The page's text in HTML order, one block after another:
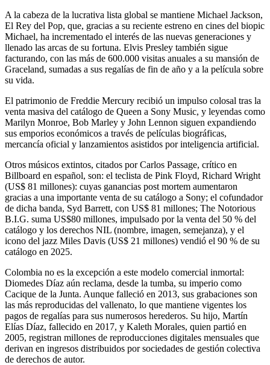
A la cabeza de la lucrativa lista global se mantiene Michael Jackson,
El Rey del Pop, que, gracias a su reciente estreno en cines del biopic
Michael, ha incrementado el interés de las nuevas generaciones y
llenado las arcas de su fortuna. Elvis Presley también sigue
facturando, con las más de 600.000 visitas anuales a su mansión de
Graceland, sumadas a sus regalías de fin de año y a la película sobre
su vida.
El patrimonio de Freddie Mercury recibió un impulso colosal tras la
venta masiva del catálogo de Queen a Sony Music, y leyendas como
Marilyn Monroe, Bob Marley y John Lennon siguen expandiendo
sus emporios económicos a través de películas biográficas,
mercancía oficial y lanzamientos asistidos por inteligencia artificial.
Otros músicos extintos, citados por Carlos Passage, crítico en
Billboard en español, son: el teclista de Pink Floyd, Richard Wright
(US$ 81 millones): cuyas ganancias post mortem aumentaron
gracias a una importante venta de su catálogo a Sony; el cofundador
de dicha banda, Syd Barrett, con US$ 81 millones; The Notorious
B.I.G. suma US$80 millones, impulsado por la venta del 50 % del
catálogo y los derechos NIL (nombre, imagen, semejanza), y el
icono del jazz Miles Davis (US$ 21 millones) vendió el 90 % de su
catálogo en 2025.
Colombia no es la excepción a este modelo comercial inmortal:
Diomedes Díaz aún reclama, desde la tumba, su imperio como
Cacique de la Junta. Aunque falleció en 2013, sus grabaciones son
las más reproducidas del vallenato, lo que mantiene vigentes los
pagos de regalías para sus numerosos herederos. Su hijo, Martín
Elías Díaz, fallecido en 2017, y Kaleth Morales, quien partió en
2005, registran millones de reproducciones digitales mensuales que
derivan en ingresos distribuidos por sociedades de gestión colectiva
de derechos de autor.